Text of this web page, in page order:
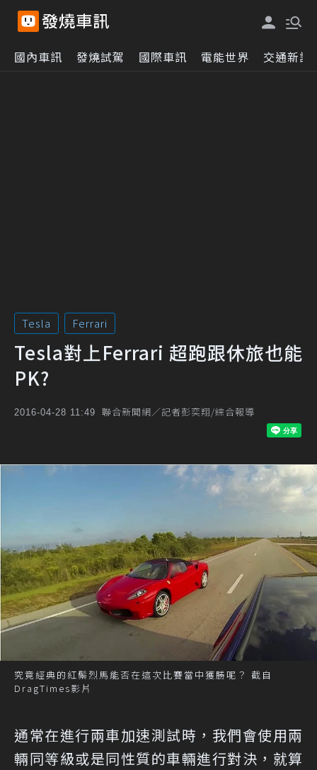
國內車訊 發燒試駕 國際車訊 電能世界 交通新訊
Tesla Ferrari
Tesla對上Ferrari 超跑跟休旅也能
PK?
2016-04-28 11:49 聯合新聞網／記者彭奕翔/綜合報導
究竟經典的紅鬃烈馬能否在這次比賽當中獲勝呢？ 截自
DragTimes影片
通常在進行兩車加速測試時，我們會使用兩
輛同等級或是同性質的車輛進行對決，就算